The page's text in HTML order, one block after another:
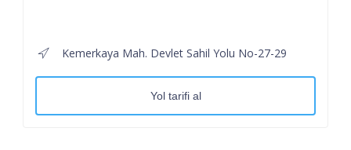
Kemerkaya Mah. Devlet Sahil Yolu No-27-29
Yol tarifi al